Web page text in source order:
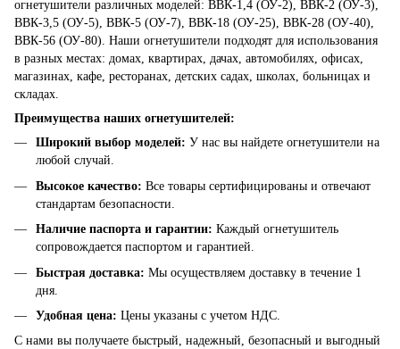
огнетушители различных моделей: ВВК-1,4 (ОУ-2), ВВК-2 (ОУ-3),
ВВК-3,5 (ОУ-5), ВВК-5 (ОУ-7), ВВК-18 (ОУ-25), ВВК-28 (ОУ-40),
ВВК-56 (ОУ-80). Наши огнетушители подходят для использования
в разных местах: домах, квартирах, дачах, автомобилях, офисах,
магазинах, кафе, ресторанах, детских садах, школах, больницах и
складах.
Преимущества наших огнетушителей:
Широкий выбор моделей: У нас вы найдете огнетушители на
любой случай.
Высокое качество: Все товары сертифицированы и отвечают
стандартам безопасности.
Наличие паспорта и гарантии: Каждый огнетушитель
сопровождается паспортом и гарантией.
Быстрая доставка: Мы осуществляем доставку в течение 1
дня.
Удобная цена: Цены указаны с учетом НДС.
С нами вы получаете быстрый, надежный, безопасный и выгодный